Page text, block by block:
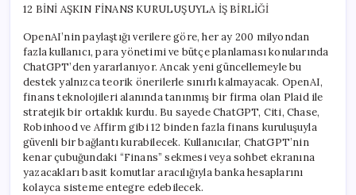
12 BİNİ AŞKIN FİNANS KURULUŞUYLA İŞ BİRLİĞİ
OpenAI’nin paylaştığı verilere göre, her ay 200 milyondan
fazla kullanıcı, para yönetimi ve bütçe planlaması konularında
ChatGPT’den yararlanıyor. Ancak yeni güncellemeyle bu
destek yalnızca teorik önerilerle sınırlı kalmayacak. OpenAI,
finans teknolojileri alanında tanınmış bir firma olan Plaid ile
stratejik bir ortaklık kurdu. Bu sayede ChatGPT, Citi, Chase,
Robinhood ve Affirm gibi 12 binden fazla finans kuruluşuyla
güvenli bir bağlantı kurabilecek. Kullanıcılar, ChatGPT’nin
kenar çubuğundaki “Finans” sekmesi veya sohbet ekranına
yazacakları basit komutlar aracılığıyla banka hesaplarını
kolayca sisteme entegre edebilecek.